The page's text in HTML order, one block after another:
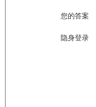
您的答案
隐身登录